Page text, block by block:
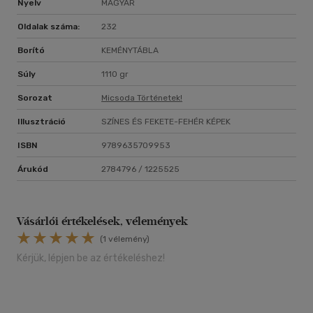
Nyelv MAGYAR
Oldalak száma: 232
Borító KEMÉNYTÁBLA
Súly 1110 gr
Sorozat Micsoda Történetek!
Illusztráció SZÍNES ÉS FEKETE-FEHÉR KÉPEK
ISBN 9789635709953
Árukód 2784796 / 1225525
Vásárlói értékelések, vélemények
(1 vélemény)
Kérjük, lépjen be az értékeléshez!